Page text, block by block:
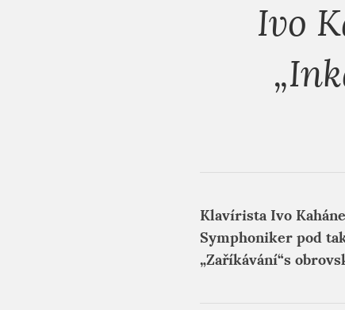
Ivo
Klavírista Ivo
Symphoniker pod
„Zaříkávání“s